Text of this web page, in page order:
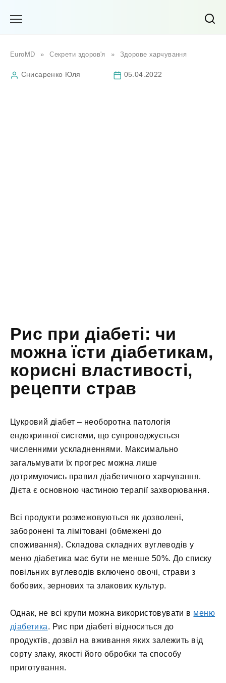
EuroMD » Секрети здоров'я » Здорове харчування
Снисаренко Юля 05.04.2022
Рис при діабеті: чи
можна їсти діабетикам,
корисні властивості,
рецепти страв
Цукровий діабет – необоротна патологія
ендокринної системи, що супроводжується
численними ускладненнями. Максимально
загальмувати їх прогрес можна лише
дотримуючись правил діабетичного харчування.
Дієта є основною частиною терапії захворювання.
Всі продукти розмежовуються як дозволені,
заборонені та лімітовані (обмежені до
споживання). Складова складних вуглеводів у
меню діабетика має бути не менше 50%. До списку
повільних вуглеводів включено овочі, страви з
бобових, зернових та злакових культур.
Однак, не всі крупи можна використовувати в меню
діабетика. Рис при діабеті відноситься до
продуктів, дозвіл на вживання яких залежить від
сорту злаку, якості його обробки та способу
приготування.